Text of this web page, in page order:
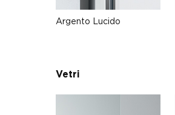
Argento Lucido
Vetri